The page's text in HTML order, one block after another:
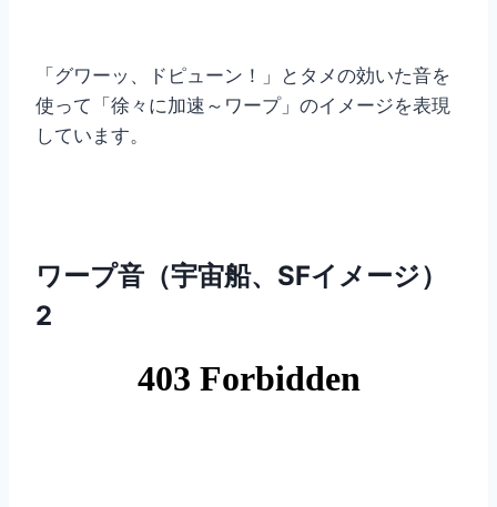
「グワーッ、ドピューン！」とタメの効いた音を
使って「徐々に加速～ワープ」のイメージを表現
しています。
ワープ音（宇宙船、SFイメージ）
2